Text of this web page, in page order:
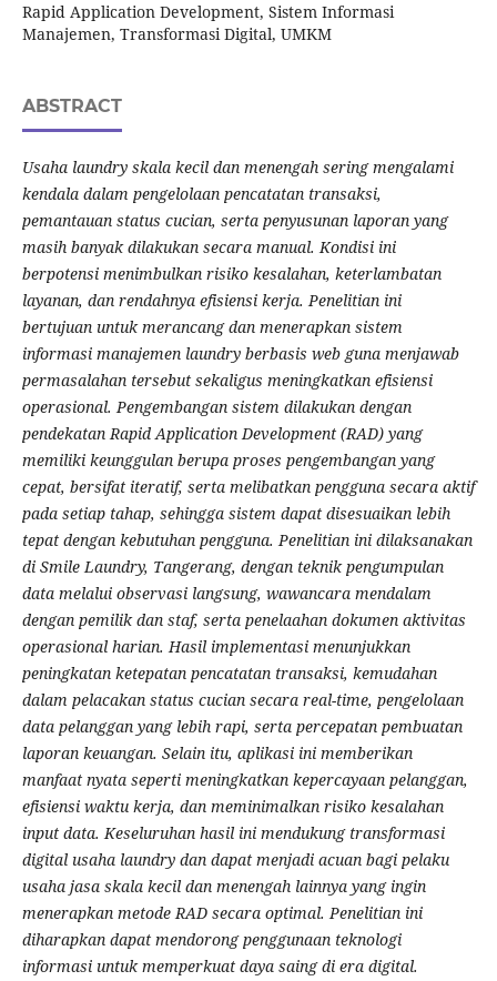
Rapid Application Development, Sistem Informasi
Manajemen, Transformasi Digital, UMKM
ABSTRACT
Usaha laundry skala kecil dan menengah sering mengalami
kendala dalam pengelolaan pencatatan transaksi,
pemantauan status cucian, serta penyusunan laporan yang
masih banyak dilakukan secara manual. Kondisi ini
berpotensi menimbulkan risiko kesalahan, keterlambatan
layanan, dan rendahnya efisiensi kerja. Penelitian ini
bertujuan untuk merancang dan menerapkan sistem
informasi manajemen laundry berbasis web guna menjawab
permasalahan tersebut sekaligus meningkatkan efisiensi
operasional. Pengembangan sistem dilakukan dengan
pendekatan Rapid Application Development (RAD) yang
memiliki keunggulan berupa proses pengembangan yang
cepat, bersifat iteratif, serta melibatkan pengguna secara aktif
pada setiap tahap, sehingga sistem dapat disesuaikan lebih
tepat dengan kebutuhan pengguna. Penelitian ini dilaksanakan
di Smile Laundry, Tangerang, dengan teknik pengumpulan
data melalui observasi langsung, wawancara mendalam
dengan pemilik dan staf, serta penelaahan dokumen aktivitas
operasional harian. Hasil implementasi menunjukkan
peningkatan ketepatan pencatatan transaksi, kemudahan
dalam pelacakan status cucian secara real-time, pengelolaan
data pelanggan yang lebih rapi, serta percepatan pembuatan
laporan keuangan. Selain itu, aplikasi ini memberikan
manfaat nyata seperti meningkatkan kepercayaan pelanggan,
efisiensi waktu kerja, dan meminimalkan risiko kesalahan
input data. Keseluruhan hasil ini mendukung transformasi
digital usaha laundry dan dapat menjadi acuan bagi pelaku
usaha jasa skala kecil dan menengah lainnya yang ingin
menerapkan metode RAD secara optimal. Penelitian ini
diharapkan dapat mendorong penggunaan teknologi
informasi untuk memperkuat daya saing di era digital.